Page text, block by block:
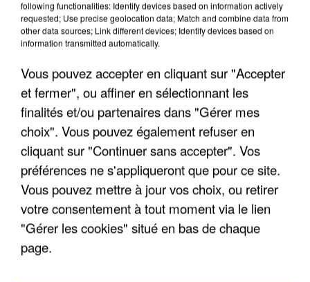
APRÈS TOUTES CES CANICULES, LES REFUGES
DE FAUNE SAUVAGE SONT...
following functionalities: Identify devices based on information actively
requested; Use precise geolocation data; Match and combine data from
other data sources; Link different devices; Identify devices based on
information transmitted automatically.
Vous pouvez accepter en cliquant sur "Accepter
et fermer", ou affiner en sélectionnant les
finalités et/ou partenaires dans "Gérer mes
choix". Vous pouvez également refuser en
cliquant sur "Continuer sans accepter". Vos
préférences ne s'appliqueront que pour ce site.
Vous pouvez mettre à jour vos choix, ou retirer
votre consentement à tout moment via le lien
"Gérer les cookies" situé en bas de chaque
page.